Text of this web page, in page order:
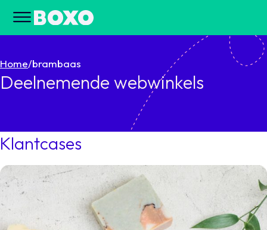
Home/brambaas
Deelnemende webwinkels
Klantcases